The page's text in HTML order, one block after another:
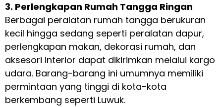
3. Perlengkapan Rumah Tangga Ringan
Berbagai peralatan rumah tangga berukuran
kecil hingga sedang seperti peralatan dapur,
perlengkapan makan, dekorasi rumah, dan
aksesori interior dapat dikirimkan melalui kargo
udara. Barang-barang ini umumnya memiliki
permintaan yang tinggi di kota-kota
berkembang seperti Luwuk.